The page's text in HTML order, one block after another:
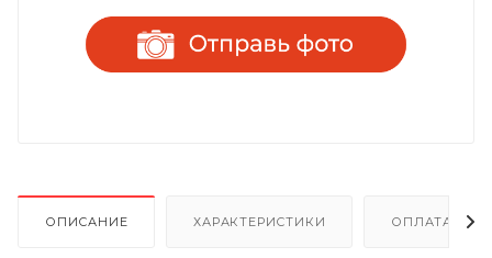
ОПИСАНИЕ ХАРАКТЕРИСТИКИ ОПЛАТА И